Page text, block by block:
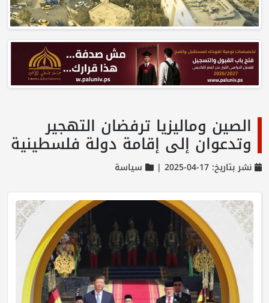
الصين وماليزيا ترفضان التهجير
وتدعوان إلى إقامة دولة فلسطينية
نشر بتاريخ: 17-04-2025 | سياسة